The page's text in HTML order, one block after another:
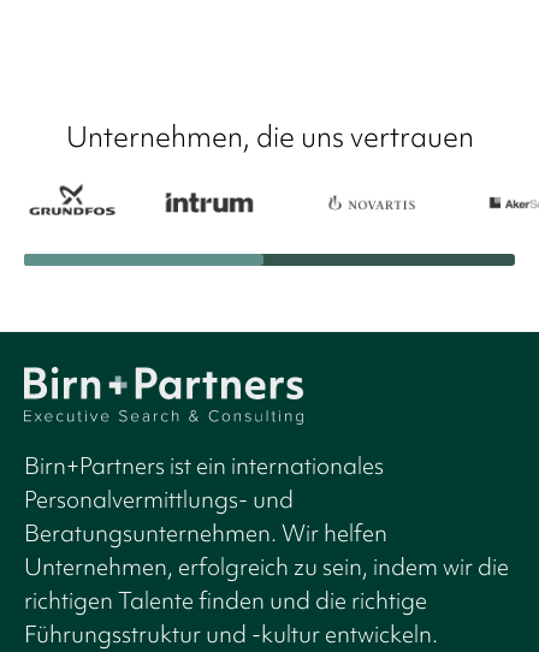
Unternehmen, die uns vertrauen
Birn+Partners ist ein internationales
Personalvermittlungs- und
Beratungsunternehmen. Wir helfen
Unternehmen, erfolgreich zu sein, indem wir die
richtigen Talente finden und die richtige
Führungsstruktur und -kultur entwickeln.